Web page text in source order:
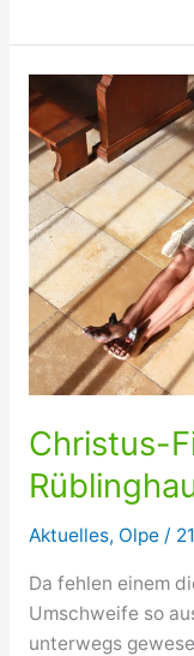
zerstört
–
Fahrer
steigt
leichtverletzt
aus
Christus-
Aktuelles, Olpe/
Da fehlen einem
Umschweife so
unterwegs